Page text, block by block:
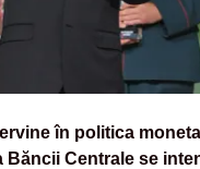
în politica
Băncii Centrale se